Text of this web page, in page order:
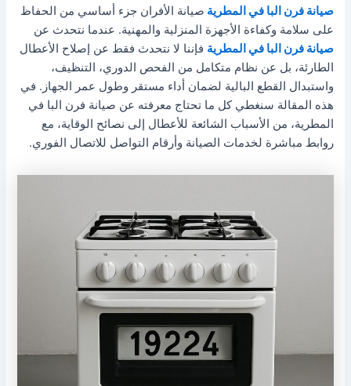
صيانة فرن البا في المطرية صيانة الأفران جزء أساسي من الحفاظ
على سلامة وكفاءة الأجهزة المنزلية والمهنية. عندما نتحدث عن
صيانة فرن البا في المطرية فإننا لا نتحدث فقط عن إصلاح الأعطال
الطارئة، بل عن نظام متكامل من الفحص الدوري، التنظيف،
واستبدال القطع البالية لضمان أداء مستقر وطول عمر الجهاز. في
هذه المقالة سنغطي كل ما تحتاج معرفته عن صيانة فرن البا في
المطرية، من الأسباب الشائعة للأعطال إلى نصائح الوقاية، مع
روابط مباشرة لخدمات الصيانة وأرقام التواصل للاتصال الفوري.